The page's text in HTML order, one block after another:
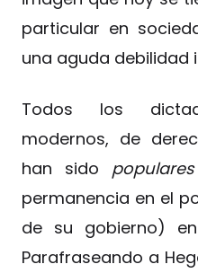
particular en
una aguda debilidad
Todos los
modernos, de
han sido populares
permanencia en el
de su gobierno)
Parafraseando a